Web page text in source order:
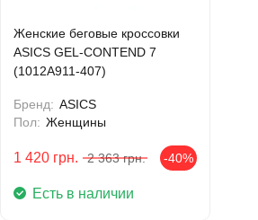
Женские беговые кроссовки
ASICS GEL-CONTEND 7
(1012A911-407)
Бренд: ASICS
Пол: Женщины
1 420 грн. 2 363 грн. -40%
Есть в наличии